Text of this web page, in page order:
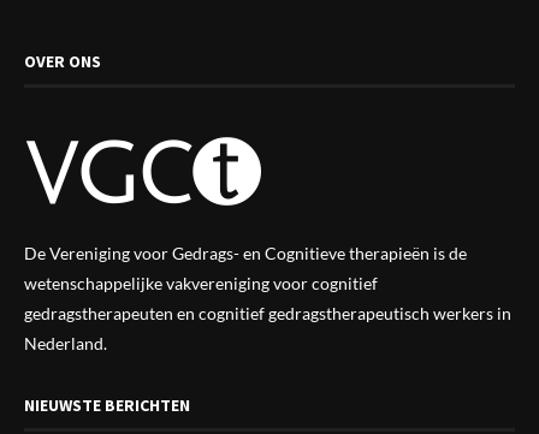
OVER ONS
De Vereniging voor Gedrags- en Cognitieve therapieën is de
wetenschappelijke vakverenigingvoor cognitief
gedragstherapeuten en cognitief gedragstherapeutisch werkers in
Nederland.
NIEUWSTE BERICHTEN